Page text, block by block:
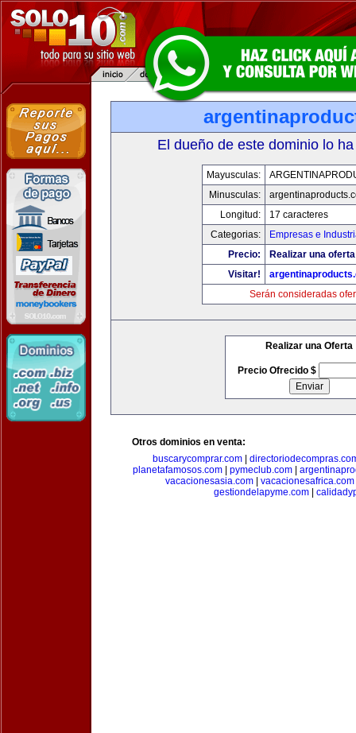
El dueño de este dominio lo
Mayusculas:
Minusculas:
Longitud:
17 caracteres
Categorias:
Empresas e
Precio:
Realizar una
Visitar!
Serán consideradas
Realizar una Oferta
Precio Ofrecido $
Otros dominios en venta:
buscarycomprar.com|
planetafamosos.com| pymeclub.com|
vacacionesasia.com
vacacionesafrica.com
gestiondelapyme.com|